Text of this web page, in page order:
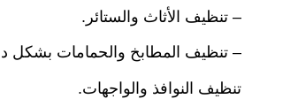
– تنظيف الأثاث والستائر.
– تنظيف المطابخ والحمامات بشكل
تنظيف النوافذ والواجهات.